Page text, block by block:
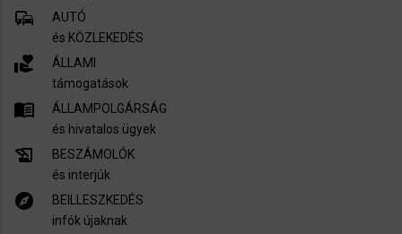
commute
AUTÓ
és KÖZLEKEDÉS
volunteer_activism
ÁLLAMI
támogatások
menu_book
ÁLLAMPOLGÁRSÁG
és hivatalos ügyek
history_edu
BESZÁMOLÓK
és interjúk
explore
BEILLESZKEDÉS
infók újaknak